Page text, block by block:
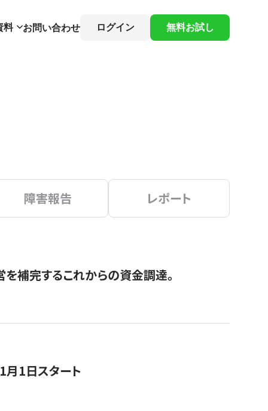
料 お問い合わせ ログイン 無料お試し
障害報告 レポート
補完するこれからの資金調達。
月1日スタート